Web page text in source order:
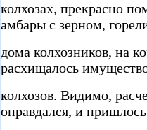
колхозах, прекрасно
амбары с зерном,
дома колхозников, на
расхищалось
колхозов. Видимо,
оправдался, и пришлось